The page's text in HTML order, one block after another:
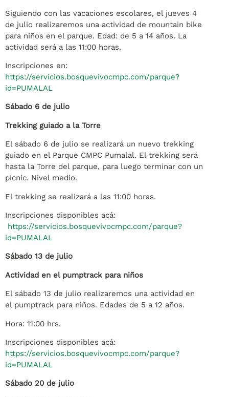
Siguiendo con las vacaciones escolares, el jueves 4
de julio realizaremos una actividad de mountain bike
para niños en el parque. Edad: de 5 a 14 años. La
actividad será a las 11:00 horas.
Inscripciones en:
https://servicios.bosquevivocmpc.com/parque?
id=PUMALAL
Sábado 6 de julio
Trekking guiado a la Torre
El sábado 6 de julio se realizará un nuevo trekking
guiado en el Parque CMPC Pumalal. El trekking será
hasta la Torre del parque, para luego terminar con un
pícnic. Nivel medio.
El trekking se realizará a las 11:00 horas.
Inscripciones disponibles acá:
https://servicios.bosquevivocmpc.com/parque?
id=PUMALAL
Sábado 13 de julio
Actividad en el pumptrack para niños
El sábado 13 de julio realizaremos una actividad en
el pumptrack para niños. Edades de 5 a 12 años.
Hora: 11:00 hrs.
Inscripciones disponibles acá:
https://servicios.bosquevivocmpc.com/parque?
id=PUMALAL
Sábado 20 de julio